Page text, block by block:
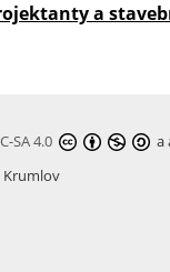
a
SA 4.0 a
Krumlov